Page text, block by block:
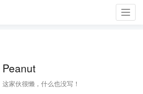
Peanut
这家伙很懒，什么也没写！